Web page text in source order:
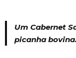
Um Cabernet
picanha bovina.